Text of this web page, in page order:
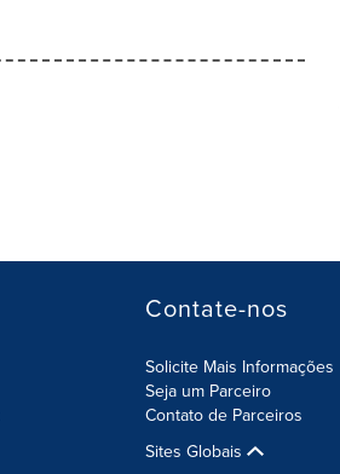
Contate-nos
Solicite Mais Informações
Seja um Parceiro
Contato de Parceiros
Sites Globais